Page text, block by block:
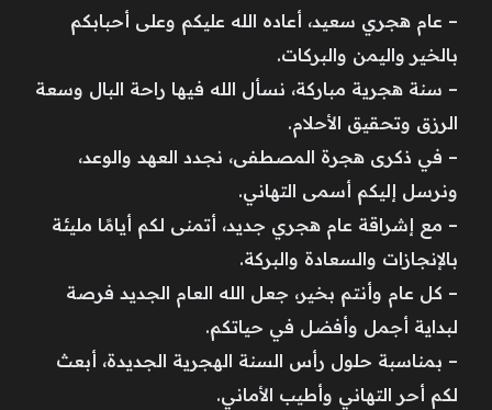
– عام هجري سعيد، أعاده الله عليكم وعلى أحبابكم
بالخير واليمن والبركات.
– سنة هجرية مباركة، نسأل الله فيها راحة البال وسعة
الرزق وتحقيق الأحلام.
– في ذكرى هجرة المصطفى، نجدد العهد والوعد،
ونرسل إليكم أسمى التهاني.
– مع إشراقة عام هجري جديد، أتمنى لكم أيامًا مليئة
بالإنجازات والسعادة والبركة.
– كل عام وأنتم بخير، جعل الله العام الجديد فرصة
لبداية أجمل وأفضل في حياتكم.
– بمناسبة حلول رأس السنة الهجرية الجديدة، أبعث
لكم أحر التهاني وأطيب الأماني.